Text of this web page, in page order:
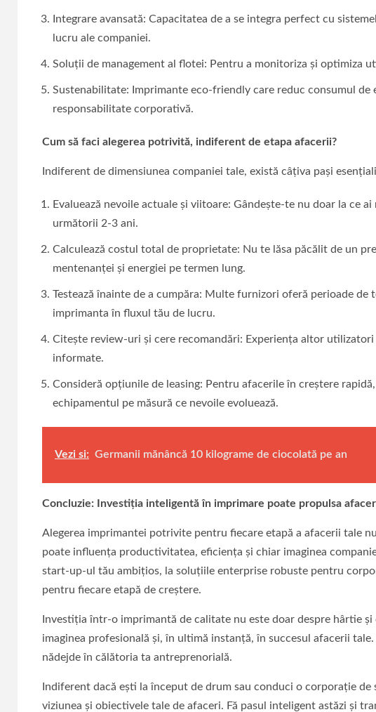
Integrare avansată: Capacitatea de a se integra perfect cu
lucru ale companiei.
Soluții de management al flotei: Pentru a monitoriza și optimiza
Sustenabilitate: Imprimante eco-friendly care reduc consumul de
responsabilitate corporativă.
Cum să faci alegerea potrivită, indiferent de etapa afacerii?
Indiferent de dimensiunea companiei tale, există câțiva pași
Evaluează nevoile actuale și viitoare: Gândește-te nu doar la ce
următorii 2-3 ani.
Calculează costul total de proprietate: Nu te lăsa păcălit de un
mentenanței și energiei pe termen lung.
Testează înainte de a cumpăra: Multe furnizori oferă perioade de
imprimanta în fluxul tău de lucru.
Citește review-uri și cere recomandări: Experiența altor
informate.
Consideră opțiunile de leasing: Pentru afacerile în creștere
echipamentul pe măsură ce nevoile evoluează.
Vezi si: Germanii mănâncă 10 kilograme de ciocolată pe an
Concluzie: Investiția inteligentă în imprimare poate propulsa
Alegerea imprimantei potrivite pentru fiecare etapă a afacerii tale
poate influența productivitatea, eficiența și chiar imaginea
start-up-ul tău ambițios, la soluțiile enterprise robuste pentru
pentru fiecare etapă de creștere.
Investiția într-o imprimantă de calitate nu este doar despre hârtie
imaginea profesională și, în ultimă instanță, în succesul afacerii
nădejde în călătoria ta antreprenorială.
Indiferent dacă ești la început de drum sau conduci o corporație
viziunea și obiectivele tale de afaceri. Fă pasul inteligent astăzi și